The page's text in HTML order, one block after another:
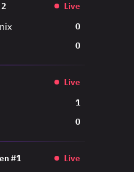
Live
0
0
Live
1
0
#1 Live